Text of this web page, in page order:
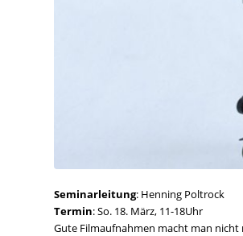
Seminarleitung: Henning Poltrock
Termin: So. 18. März, 11-18Uhr
Gute Filmaufnahmen macht man